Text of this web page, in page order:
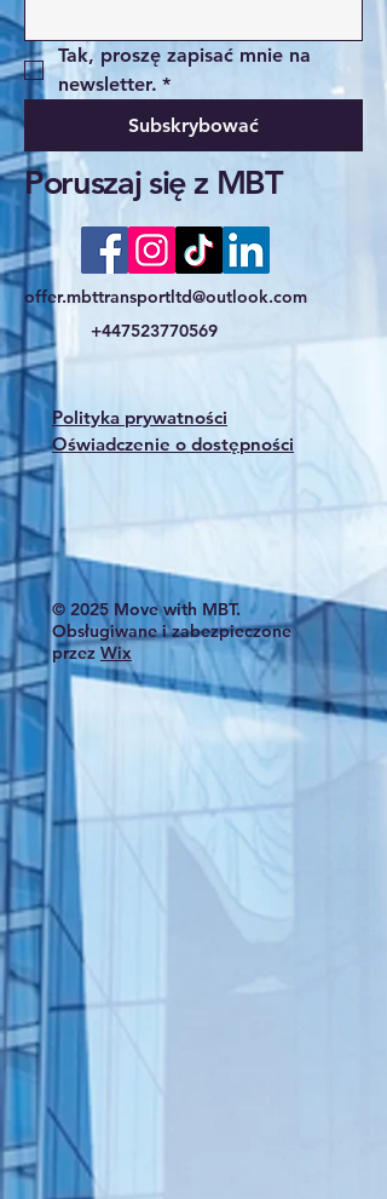
Tak, proszę zapisać mnie na
newsletter. *
Subskrybować
Poruszaj się z MBT
offer.mbttransportltd@outlook.com
+447523770569
Polityka prywatności
Oświadczenie o dostępności
© 2025 Move with MBT.
Obsługiwane i zabezpieczone
przez Wix